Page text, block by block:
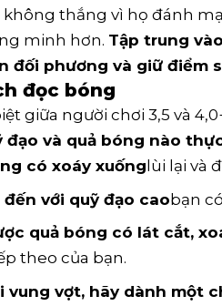
không thắng vì họ đánh
minh hơn. Tập trung
đối phương và giữ điểm
đọc bóng
giữa người chơi 3,5 và
đạo và quả bóng nào
có xoáy xuống lùi lại và
đến với quỹ đạo caobạn
quả bóng có lát cắt,
theo của bạn.
vung vợt, hãy dành một